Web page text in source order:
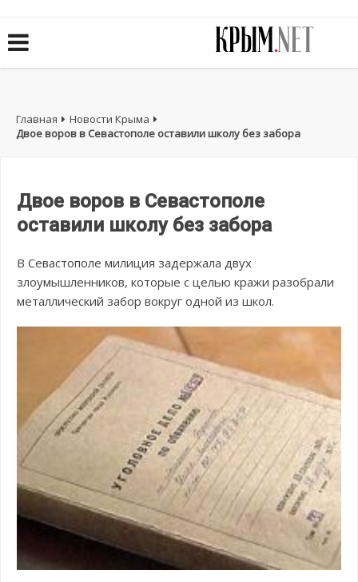
Главная
Новости Крыма
Двое воров в Севастополе оставили школу без забора
Двое воров в Севастополе
оставили школу без забора
В Севастополе милиция задержала двух
злоумышленников, которые с целью кражи разобрали
металлический забор вокруг одной из школ.